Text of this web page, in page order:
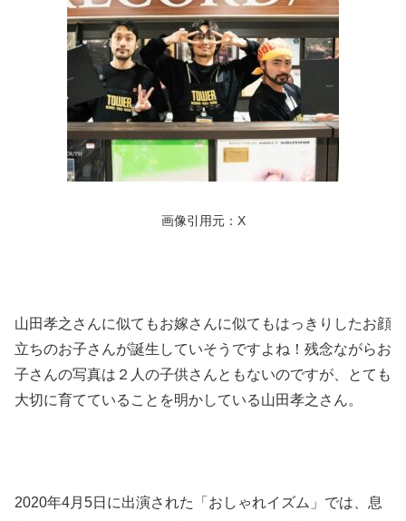
画像引用元：X
山田孝之さんに似てもお嫁さんに似てもはっきりしたお顔
立ちのお子さんが誕生していそうですよね！残念ながらお
子さんの写真は２人の子供さんともないのですが、とても
大切に育てていることを明かしている山田孝之さん。
2020年4月5日に出演された「おしゃれイズム」では、息